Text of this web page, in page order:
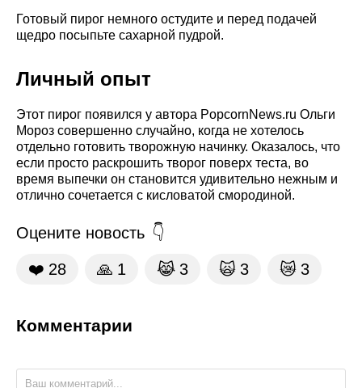
Готовый пирог немного остудите и перед подачей
щедро посыпьте сахарной пудрой.
Личный опыт
Этот пирог появился у автора PopcornNews.ru Ольги
Мороз совершенно случайно, когда не хотелось
отдельно готовить творожную начинку. Оказалось, что
если просто раскрошить творог поверх теста, во
время выпечки он становится удивительно нежным и
отлично сочетается с кисловатой смородиной.
Оцените новость
❤️ 28 🙏 1 😹 3 🙀 3 😿 3
Комментарии